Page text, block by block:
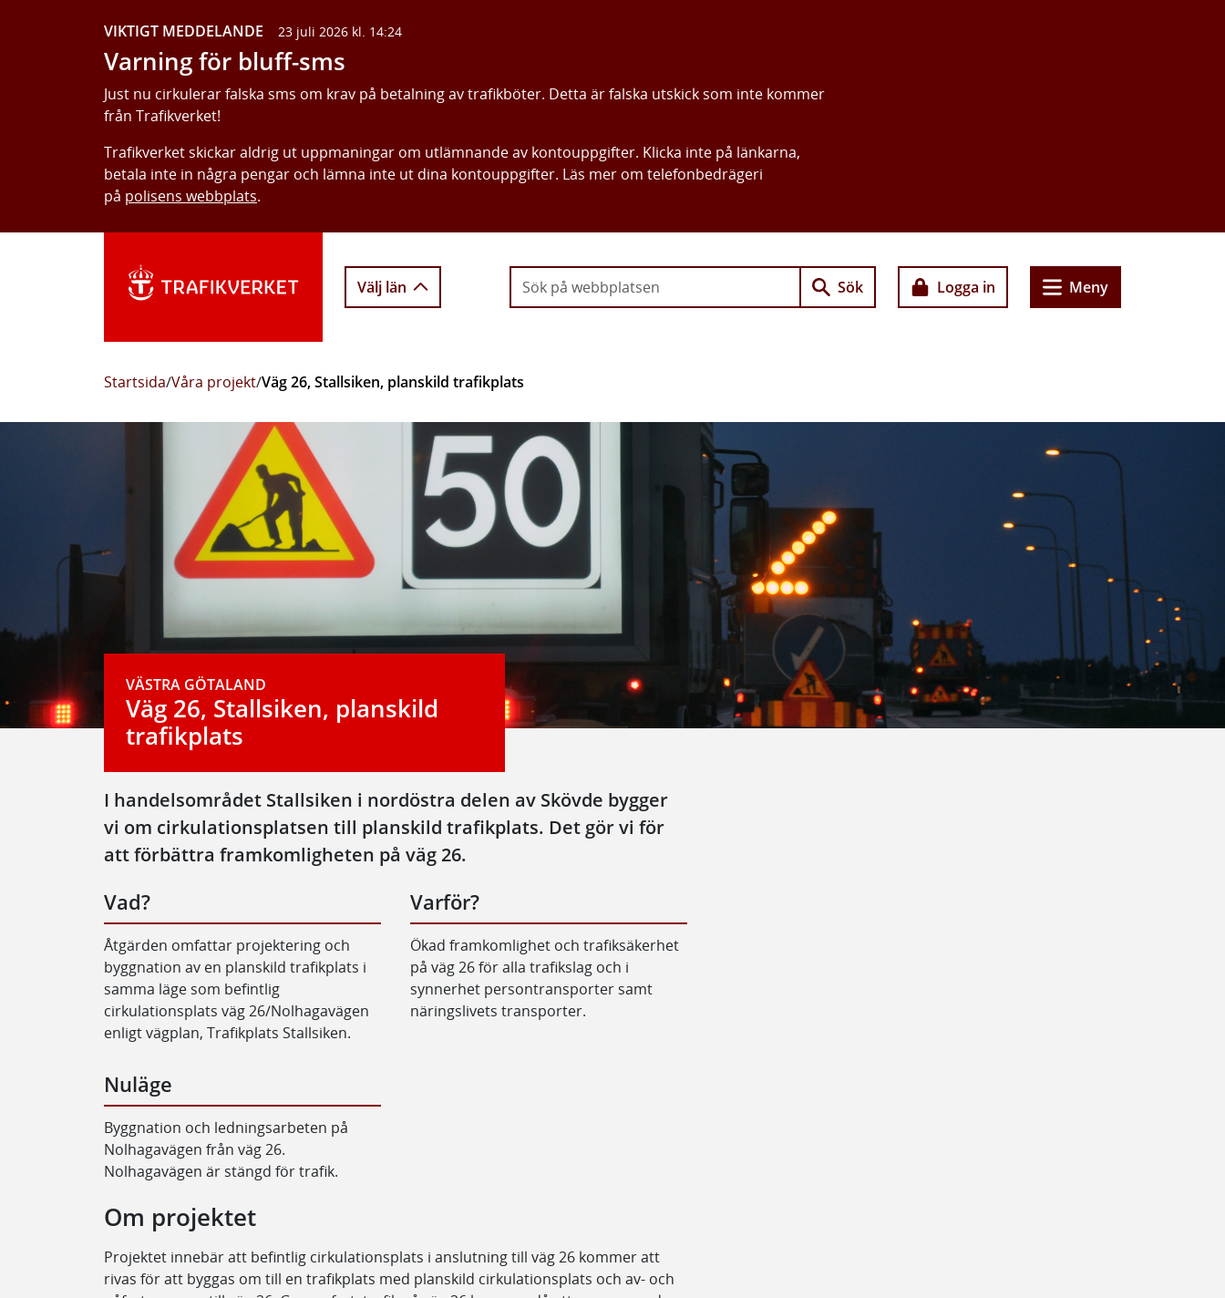
VIKTIGT MEDDELANDE 23 juli 2026 kl. 14:24
Varning för bluff-sms
Just nu cirkulerar falska sms om krav på betalning av trafikböter. Detta är falska utskick som inte kommer
från Trafikverket!
Trafikverket skickar aldrig ut uppmaningar om utlämnande av kontouppgifter. Klicka inte på länkarna,
betala inte in några pengar och lämna inte ut dina kontouppgifter. Läs mer om telefonbedrägeri
på polisens webbplats.
Välj län Sök Logga in Meny
Startsida/Våra projekt/Väg 26, Stallsiken, planskild trafikplats
VÄSTRA GÖTALAND
Väg 26, Stallsiken, planskild
trafikplats
I handelsområdet Stallsiken i nordöstra delen av Skövde bygger
vi om cirkulationsplatsen till planskild trafikplats. Det gör vi för
att förbättra framkomligheten på väg 26.
Vad?
Åtgärden omfattar projektering och
byggnation av en planskild trafikplats i
samma läge som befintlig
cirkulationsplats väg 26/Nolhagavägen
enligt vägplan, Trafikplats Stallsiken.
Varför?
Ökad framkomlighet och trafiksäkerhet
på väg 26 för alla trafikslag och i
synnerhet persontransporter samt
näringslivets transporter.
Nuläge
Byggnation och ledningsarbeten på
Nolhagavägen från väg 26.
Nolhagavägen är stängd för trafik.
Om projektet
Projektet innebär att befintlig cirkulationsplats i anslutning till väg 26 kommer att
rivas för att byggas om till en trafikplats med planskild cirkulationsplats och av- och